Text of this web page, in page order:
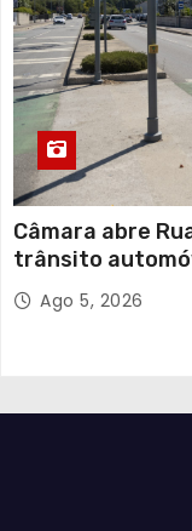
Câmara abre
trânsito
Ago 5, 2026